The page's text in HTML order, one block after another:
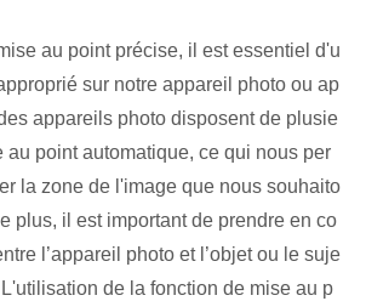
au point précise, il est essentiel d'u
sur notre appareil photo ou ap
appareils photo disposent de plusie
au point automatique, ce qui nous per
la zone de l'image que nous souhaito
plus, il est important de prendre en co
l’appareil photo et l’objet ou le suje
de la fonction de mise au p